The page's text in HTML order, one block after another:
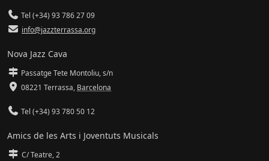
Tel (+34) 93 786 27 09
info@jazzterrassa.org
Nova Jazz Cava
Passatge Tete Montoliu, s/n
08221 Terrassa, Barcelona
Tel (+34) 93 780 50 12
Amics de les Arts i Joventuts Musicals
C/ Teatre, 2